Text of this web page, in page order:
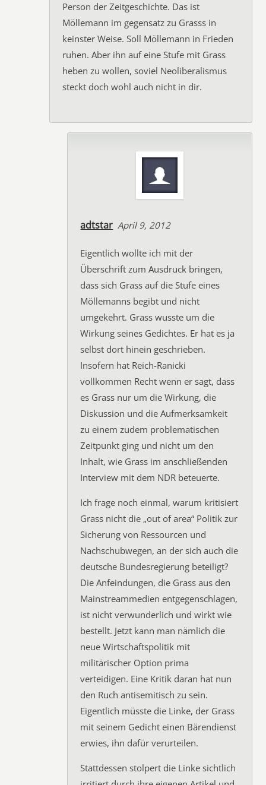
Person der Zeitgeschichte. Das ist
Möllemann im gegensatz zu Grasss in
keinster Weise. Soll Möllemann in Frieden
ruhen. Aber ihn auf eine Stufe mit Grass
heben zu wollen, soviel Neoliberalismus
steckt doch wohl auch nicht in dir.
adtstar April 9, 2012
Eigentlich wollte ich mit der
Überschrift zum Ausdruck bringen,
dass sich Grass auf die Stufe eines
Möllemanns begibt und nicht
umgekehrt. Grass wusste um die
Wirkung seines Gedichtes. Er hat es ja
selbst dort hinein geschrieben.
Insofern hat Reich-Ranicki
vollkommen Recht wenn er sagt, dass
es Grass nur um die Wirkung, die
Diskussion und die Aufmerksamkeit
zu einem zudem problematischen
Zeitpunkt ging und nicht um den
Inhalt, wie Grass im anschließenden
Interview mit dem NDR beteuerte.
Ich frage noch einmal, warum kritisiert
Grass nicht die „out of area“ Politik zur
Sicherung von Ressourcen und
Nachschubwegen, an der sich auch die
deutsche Bundesregierung beteiligt?
Die Anfeindungen, die Grass aus den
Mainstreammedien entgegenschlagen,
ist nicht verwunderlich und wirkt wie
bestellt. Jetzt kann man nämlich die
neue Wirtschaftspolitik mit
militärischer Option prima
verteidigen. Eine Kritik daran hat nun
den Ruch antisemitisch zu sein.
Eigentlich müsste die Linke, der Grass
mit seinem Gedicht einen Bärendienst
erwies, ihn dafür verurteilen.
Stattdessen stolpert die Linke sichtlich